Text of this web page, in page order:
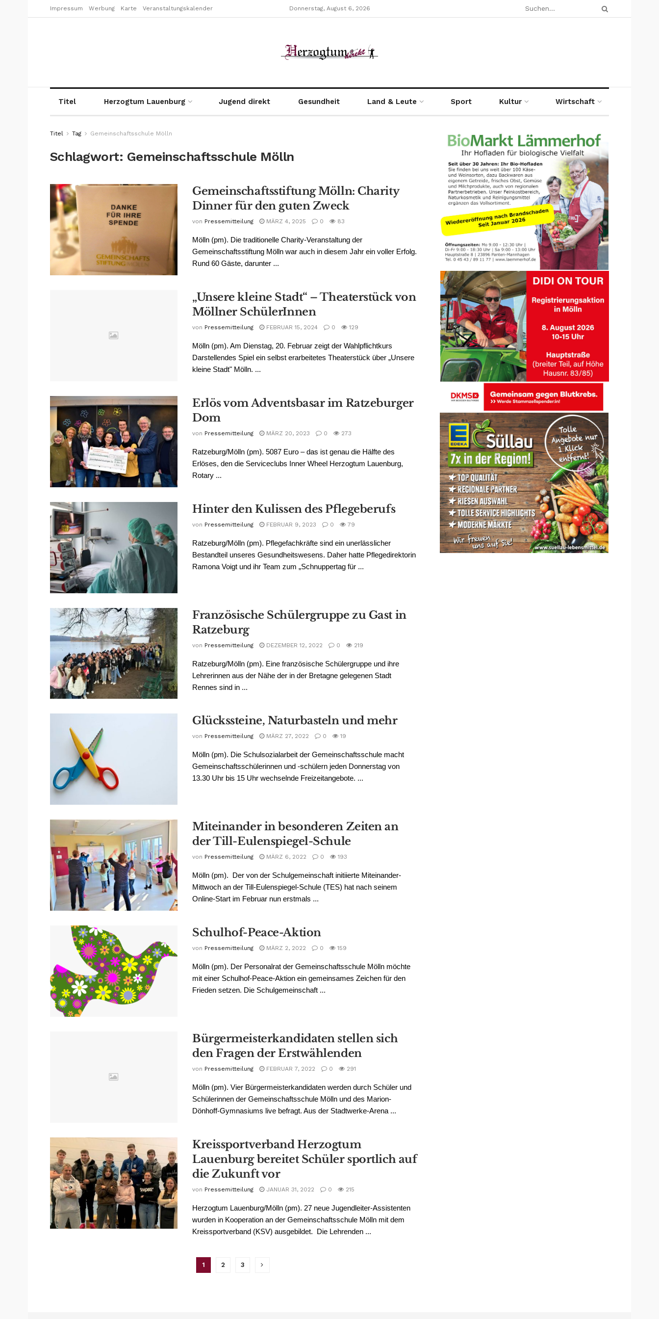
Impressum Werbung Karte Veranstaltungskalender Donnerstag, August 6, 2026
Titel Herzogtum Lauenburg Jugend direkt Gesundheit Land & Leute Sport Kultur Wirtschaft
Titel Tag Gemeinschaftsschule Mölln
Schlagwort: Gemeinschaftsschule Mölln
Gemeinschaftsstiftung Mölln: Charity
Dinner für den guten Zweck
von Pressemitteilung MÄRZ 4, 2025 0 83
Mölln (pm). Die traditionelle Charity-Veranstaltung der
Gemeinschaftsstiftung Mölln war auch in diesem Jahr ein voller Erfolg.
Rund 60 Gäste, darunter ...
„Unsere kleine Stadt“ – Theaterstück von
Möllner SchülerInnen
von Pressemitteilung FEBRUAR 15, 2024 0 129
Mölln (pm). Am Dienstag, 20. Februar zeigt der Wahlpflichtkurs
Darstellendes Spiel ein selbst erarbeitetes Theaterstück über „Unsere
kleine Stadt" Mölln. ...
Erlös vom Adventsbasar im Ratzeburger
Dom
von Pressemitteilung MÄRZ 20, 2023 0 273
Ratzeburg/Mölln (pm). 5087 Euro – das ist genau die Hälfte des
Erlöses, den die Serviceclubs Inner Wheel Herzogtum Lauenburg,
Rotary ...
Hinter den Kulissen des Pflegeberufs
von Pressemitteilung FEBRUAR 9, 2023 0 79
Ratzeburg/Mölln (pm). Pflegefachkräfte sind ein unerlässlicher
Bestandteil unseres Gesundheitswesens. Daher hatte Pflegedirektorin
Ramona Voigt und ihr Team zum „Schnuppertag für ...
Französische Schülergruppe zu Gast in
Ratzeburg
von Pressemitteilung DEZEMBER 12, 2022 0 219
Ratzeburg/Mölln (pm). Eine französische Schülergruppe und ihre
Lehrerinnen aus der Nähe der in der Bretagne gelegenen Stadt
Rennes sind in ...
Glückssteine, Naturbasteln und mehr
von Pressemitteilung MÄRZ 27, 2022 0 19
Mölln (pm). Die Schulsozialarbeit der Gemeinschaftsschule macht
Gemeinschaftsschülerinnen und -schülern jeden Donnerstag von
13.30 Uhr bis 15 Uhr wechselnde Freizeitangebote. ...
Miteinander in besonderen Zeiten an
der Till-Eulenspiegel-Schule
von Pressemitteilung MÄRZ 6, 2022 0 193
Mölln (pm). Der von der Schulgemeinschaft initiierte Miteinander-
Mittwoch an der Till-Eulenspiegel-Schule (TES) hat nach seinem
Online-Start im Februar nun erstmals ...
Schulhof-Peace-Aktion
von Pressemitteilung MÄRZ 2, 2022 0 159
Mölln (pm). Der Personalrat der Gemeinschaftsschule Mölln möchte
mit einer Schulhof-Peace-Aktion ein gemeinsames Zeichen für den
Frieden setzen. Die Schulgemeinschaft ...
Bürgermeisterkandidaten stellen sich
den Fragen der Erstwählenden
von Pressemitteilung FEBRUAR 7, 2022 0 291
Mölln (pm). Vier Bürgermeisterkandidaten werden durch Schüler und
Schülerinnen der Gemeinschaftsschule Mölln und des Marion-
Dönhoff-Gymnasiums live befragt. Aus der Stadtwerke-Arena ...
Kreissportverband Herzogtum
Lauenburg bereitet Schüler sportlich auf
die Zukunft vor
von Pressemitteilung JANUAR 31, 2022 0 215
Herzogtum Lauenburg/Mölln (pm). 27 neue Jugendleiter-Assistenten
wurden in Kooperation an der Gemeinschaftsschule Mölln mit dem
Kreissportverband (KSV) ausgebildet. Die Lehrenden ...
1 2 3